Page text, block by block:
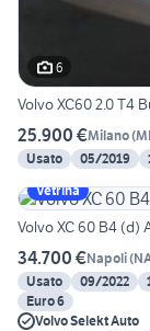
6
25.900 €Milano(MI
Usato
05/2019
Vetrina
Volvo XC 60 B4 (d)
34.700 €Napoli(
Usato
09/2022
Euro 6
Volvo Selekt Auto